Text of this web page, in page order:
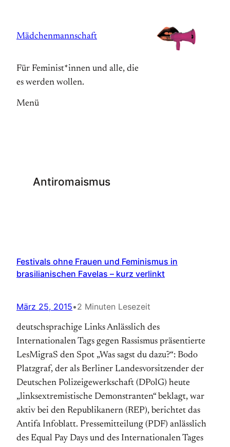
springen
Mädchenmannschaft
Für Feminist*innen und alle, die
es werden wollen.
Menü
Antiromaismus
Festivals ohne Frauen und Feminismus in
brasilianischen Favelas – kurz verlinkt
März 25, 2015•2 Minuten Lesezeit
deutschsprachige Links Anlässlich des
Internationalen Tags gegen Rassismus präsentierte
LesMigraS den Spot „Was sagst du dazu?“: Bodo
Platzgraf, der als Berliner Landesvorsitzender der
Deutschen Polizeigewerkschaft (DPolG) heute
„linksextremistische Demonstranten“ beklagt, war
aktiv bei den Republikanern (REP), berichtet das
Antifa Infoblatt. Pressemitteilung (PDF) anlässlich
des Equal Pay Days und des Internationalen Tages